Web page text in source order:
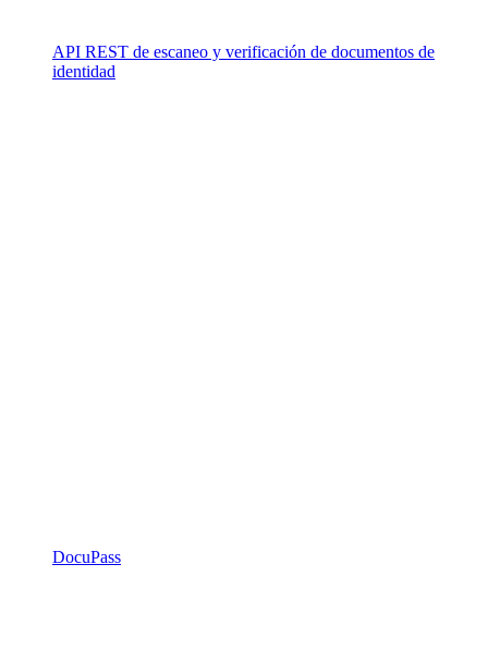
API REST de escaneo y verificación de documentos de
identidad
DocuPass